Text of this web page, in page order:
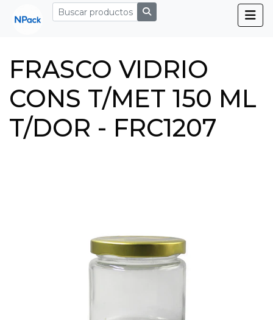
FRASCO VIDRIO
CONS T/MET 150 ML
T/DOR - FRC1207